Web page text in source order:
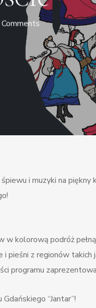
i muzyki na
kolorową podróż
z regionów takich
programu
“Jantar”!